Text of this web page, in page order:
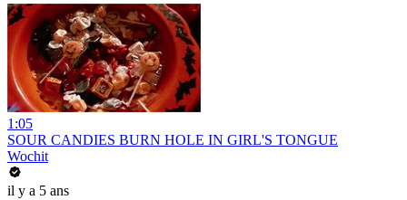
1:05
SOUR CANDIES BURN HOLE IN GIRL'S TONGUE
Wochit
il y a 5 ans